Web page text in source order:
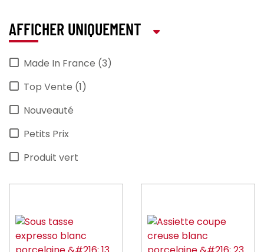
AFFICHER UNIQUEMENT
Made In France (3)
Top Vente (1)
Nouveauté
Petits Prix
Produit vert